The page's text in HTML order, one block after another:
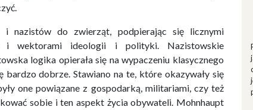
i nazistów do zwierząt, podpierając się licznymi
i wektorami ideologii i polityki. Nazistowskie
logika opierała się na wypaczeniu klasycznego
dobrze. Stawiano na te, które okazywały się
one powiązane z gospodarką, militariami, czy też
sobie i ten aspekt życia obywateli. Mohnhaupt